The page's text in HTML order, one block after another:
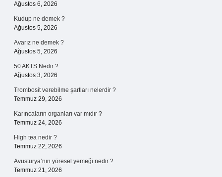
Ağustos 6, 2026
Kudup ne demek ?
Ağustos 5, 2026
Avarız ne demek ?
Ağustos 5, 2026
50 AKTS Nedir ?
Ağustos 3, 2026
Trombosit verebilme şartları nelerdir ?
Temmuz 29, 2026
Karıncaların organları var mıdır ?
Temmuz 24, 2026
High tea nedir ?
Temmuz 22, 2026
Avusturya’nın yöresel yemeği nedir ?
Temmuz 21, 2026